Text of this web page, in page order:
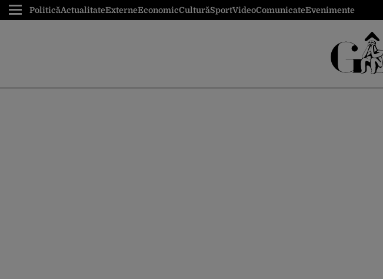
PoliticăActualitateExterneEconomicCulturăSportVideoComunicateEvenimente